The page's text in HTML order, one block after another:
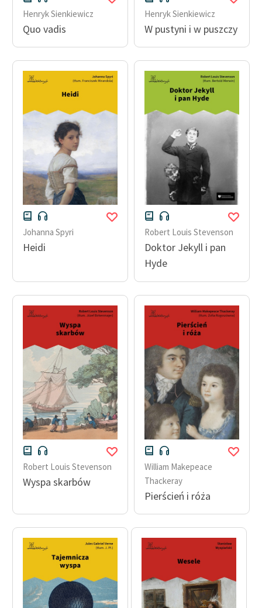
Henryk Sienkiewicz
Quo vadis
Henryk Sienkiewicz
W pustyni i w puszczy
Johanna Spyri
Heidi
Robert Louis Stevenson
Doktor Jekyll i pan
Hyde
Robert Louis Stevenson
Wyspa skarbów
William Makepeace
Thackeray
Pierścień i róża